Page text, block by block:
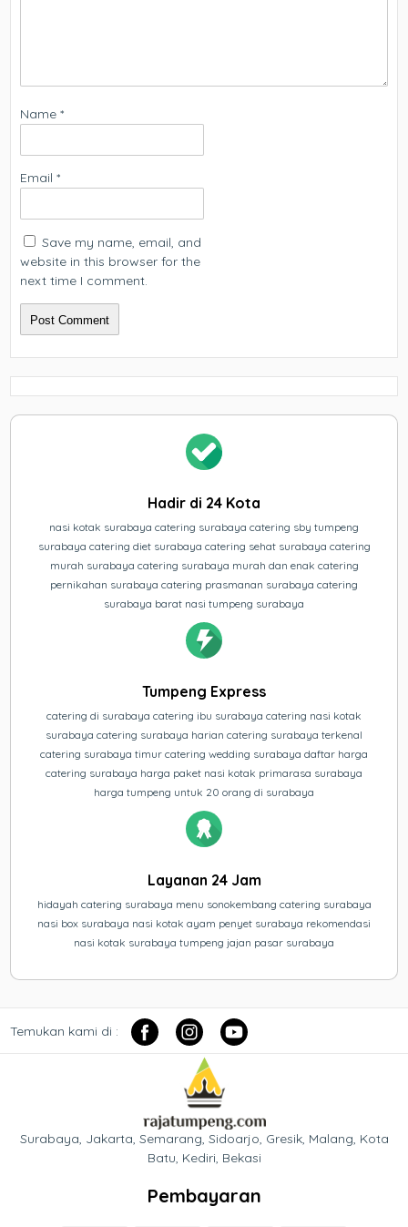
Name*
Email*
Save my name, email, and
website in this browser for the
next time I comment.
Hadir di 24 Kota
nasi kotak surabaya catering surabaya catering sby tumpeng
surabaya catering diet surabaya catering sehat surabaya catering
murah surabaya catering surabaya murah dan enak catering
pernikahan surabaya catering prasmanan surabaya catering
surabaya barat nasi tumpeng surabaya
Tumpeng Express
catering di surabaya catering ibu surabaya catering nasi kotak
surabaya catering surabaya harian catering surabaya terkenal
catering surabaya timur catering wedding surabaya daftar harga
catering surabaya harga paket nasi kotak primarasa surabaya
harga tumpeng untuk 20 orang di surabaya
Layanan 24 Jam
hidayah catering surabaya menu sonokembang catering surabaya
nasi box surabaya nasi kotak ayam penyet surabaya rekomendasi
nasi kotak surabaya tumpeng jajan pasar surabaya
Temukan kami di :
Surabaya, Jakarta, Semarang, Sidoarjo, Gresik, Malang, Kota
Batu, Kediri, Bekasi
Pembayaran